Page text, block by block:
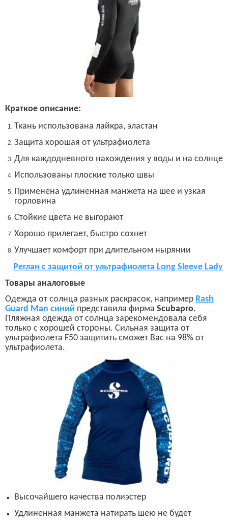
Краткое описание:
Ткань использована лайкра, эластан
Защита хорошая от ультрафиолета
Для каждодневного нахождения у воды и на солнце
Использованы плоские только швы
Применена удлиненная манжета на шее и узкая
горловина
Стойкие цвета не выгорают
Хорошо прилегает, быстро сохнет
Улучшает комфорт при длительном нырянии
Реглан с защитой от ультрафиолета Long Sleeve Lady
Товары аналоговые
Одежда от солнца разных раскрасок, например Rash
Guard Man синий представила фирма Scubapro.
Пляжная одежда от солнца зарекомендовала себя
только с хорошей стороны. Сильная защита от
ультрафиолета F50 защитить сможет Вас на 98% от
ультрафиолета.
Высочайшего качества полиэстер
Удлиненная манжета натирать шею не будет